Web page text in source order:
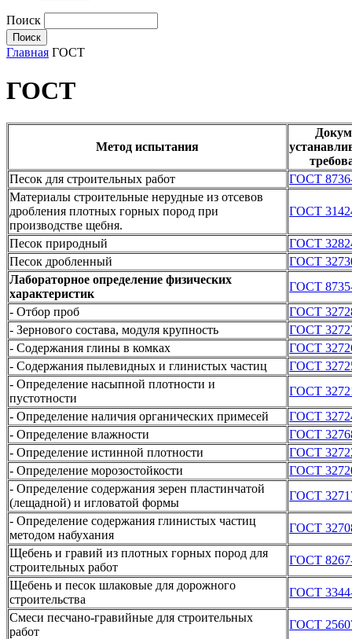
Поиск
Главная ГОСТ
ГОСТ
Метод испытания
Песок для строительных работ
ГОСТ
Материалы строительные нерудные из отсевов
дробления плотных горных пород при
производстве щебня.
ГОСТ
Песок природный
ГОСТ
Песок дробленный
ГОСТ
Лабораторное определение физических
характеристик
ГОСТ
- Отбор проб
ГОСТ
- Зернового состава, модуля крупность
ГОСТ
- Содержания глины в комках
ГОСТ
- Содержания пылевидных и глинистых частиц
ГОСТ
- Определение насыпной плотности и
пустотности
ГОСТ
- Определение наличия органических примесей
ГОСТ
- Определение влажности
ГОСТ
- Определение истинной плотности
ГОСТ
- Определение морозостойкости
ГОСТ
- Определение содержания зерен пластинчатой
(лещадной) и игловатой формы
ГОСТ
- Определение содержания глинистых частиц
методом набухания
ГОСТ
Щебень и гравий из плотных горных пород для
строительных работ
ГОСТ
Щебень и песок шлаковые для дорожного
строительства
ГОСТ
Смеси песчано-гравийные для строительных
работ
ГОСТ